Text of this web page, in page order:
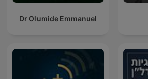
Dr Olumide Emmanuel